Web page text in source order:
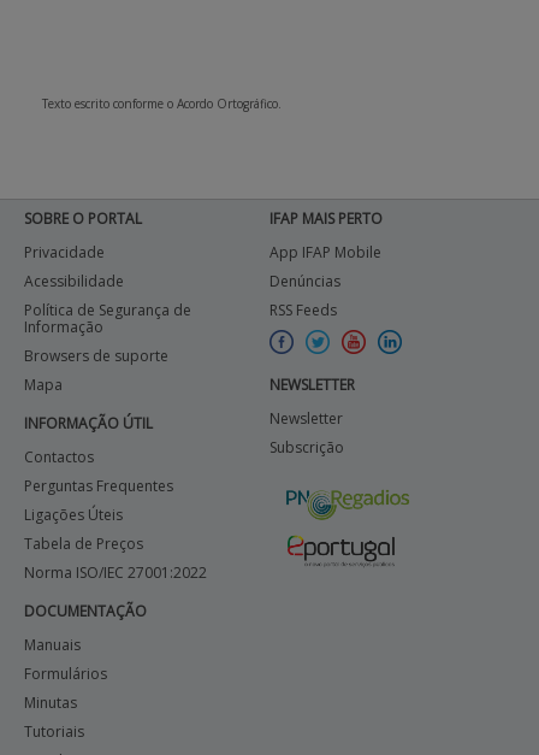
Texto escrito conforme o Acordo Ortográfico.
SOBRE O PORTAL
Privacidade
Acessibilidade
Política de Segurança de
Informação
Browsers de suporte
Mapa
INFORMAÇÃO ÚTIL
Contactos
Perguntas Frequentes
Ligações Úteis
Tabela de Preços
Norma ISO/IEC 27001:2022
DOCUMENTAÇÃO
Manuais
Formulários
Minutas
Tutoriais
IFAP MAIS PERTO
App IFAP Mobile
Denúncias
RSS Feeds
NEWSLETTER
Newsletter
Subscrição